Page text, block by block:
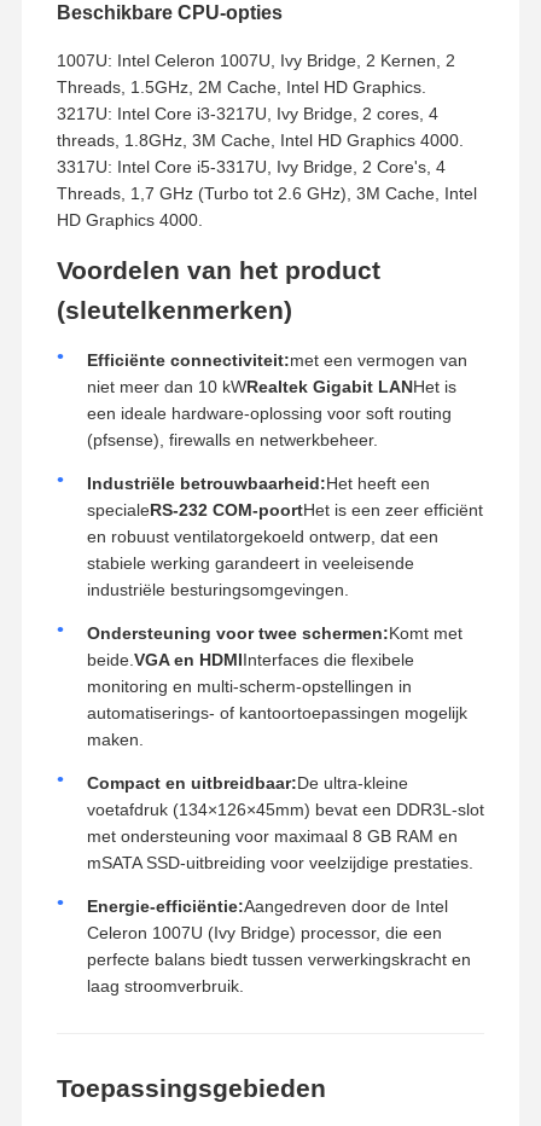
Beschikbare CPU-opties
1007U: Intel Celeron 1007U, Ivy Bridge, 2 Kernen, 2
Threads, 1.5GHz, 2M Cache, Intel HD Graphics.
3217U: Intel Core i3-3217U, Ivy Bridge, 2 cores, 4
threads, 1.8GHz, 3M Cache, Intel HD Graphics 4000.
3317U: Intel Core i5-3317U, Ivy Bridge, 2 Core's, 4
Threads, 1,7 GHz (Turbo tot 2.6 GHz), 3M Cache, Intel
HD Graphics 4000.
Voordelen van het product
(sleutelkenmerken)
Efficiënte connectiviteit:met een vermogen van
niet meer dan 10 kWRealtek Gigabit LANHet is
een ideale hardware-oplossing voor soft routing
(pfsense), firewalls en netwerkbeheer.
Industriële betrouwbaarheid:Het heeft een
specialeRS-232 COM-poortHet is een zeer efficiënt
en robuust ventilatorgekoeld ontwerp, dat een
stabiele werking garandeert in veeleisende
industriële besturingsomgevingen.
Ondersteuning voor twee schermen:Komt met
beide. VGA en HDMIInterfaces die flexibele
monitoring en multi-scherm-opstellingen in
automatiserings- of kantoortoepassingen mogelijk
maken.
Compact en uitbreidbaar:De ultra-kleine
voetafdruk (134×126×45mm) bevat een DDR3L-slot
met ondersteuning voor maximaal 8 GB RAM en
mSATA SSD-uitbreiding voor veelzijdige prestaties.
Energie-efficiëntie:Aangedreven door de Intel
Celeron 1007U (Ivy Bridge) processor, die een
perfecte balans biedt tussen verwerkingskracht en
laag stroomverbruik.
Toepassingsgebieden